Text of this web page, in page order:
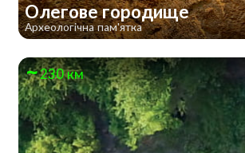
Олегове городище
Археологічна пам'ятка
230 км